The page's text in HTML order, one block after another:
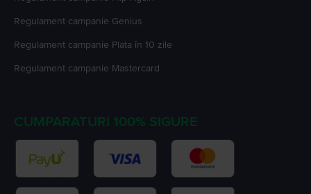
Regulament campanie Genius
Regulament campanie Plata în 10 zile
Regulament campanie Mastercard
CUMPARATURI 100% SIGURE